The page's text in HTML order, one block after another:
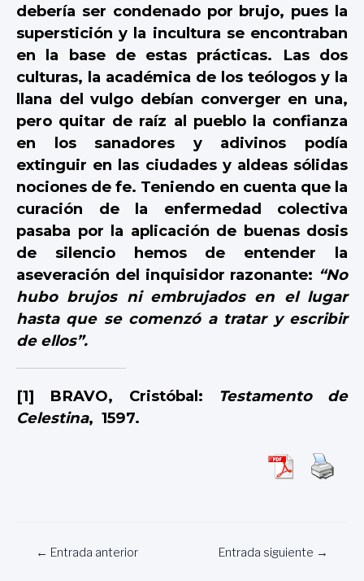
debería ser condenado por brujo, pues la
superstición y la incultura se encontraban
en la base de estas prácticas. Las dos
culturas, la académica de los teólogos y la
llana del vulgo debían converger en una,
pero quitar de raíz al pueblo la confianza
en los sanadores y adivinos podía
extinguir en las ciudades y aldeas sólidas
nociones de fe. Teniendo en cuenta que la
curación de la enfermedad colectiva
pasaba por la aplicación de buenas dosis
de silencio hemos de entender la
aseveración del inquisidor razonante: “No
hubo brujos ni embrujados en el lugar
hasta que se comenzó a tratar y escribir
de ellos”.
[1] BRAVO, Cristóbal: Testamento de
Celestina, 1597.
Navegación
← Entrada anterior Entrada siguiente →